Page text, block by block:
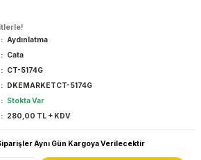
Aydınlatma
Cata
CT-5174G
DKEMARKETCT-5174G
Stokta Var
280,00 TL + KDV
Aynı Gün Kargoya Verilecektir